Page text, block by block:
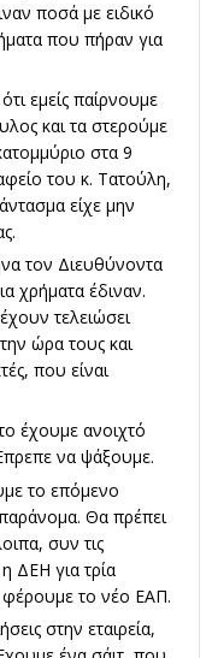
ποσά με ειδικό
που πήραν για
εμείς παίρνουμε
και τα στερούμε
στα 9
του κ. Τατούλη,
είχε μην
τον Διευθύνοντα
χρήματα έδιναν.
τελειώσει
ώρα τους και
που είναι
έχουμε ανοιχτό
να ψάξουμε.
το επόμενο
Θα πρέπει
συν τις
ΔΕΗ για τρία
φέρουμε το νέο ΕΑΠ.
στην εταιρεία,